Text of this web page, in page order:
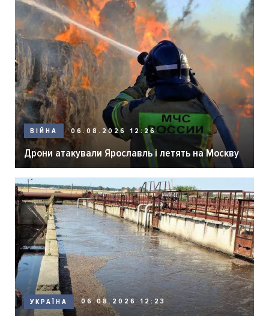
ВІЙНА 06.08.2026 12:26
Дрони атакували Ярославль і летять на Москву
УКРАЇНА 06.08.2026 12:23